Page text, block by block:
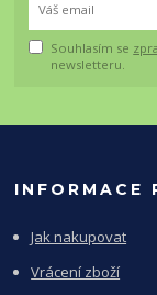
Souhlasím se
newsletteru.
INFORMACE
Jak nakupovat
Vrácení zboží